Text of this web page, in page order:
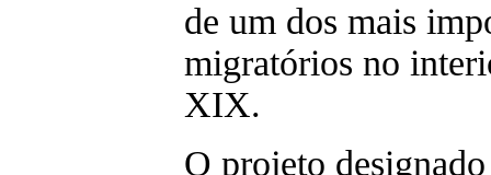
de um dos mais
migratórios no
XIX.
O projeto